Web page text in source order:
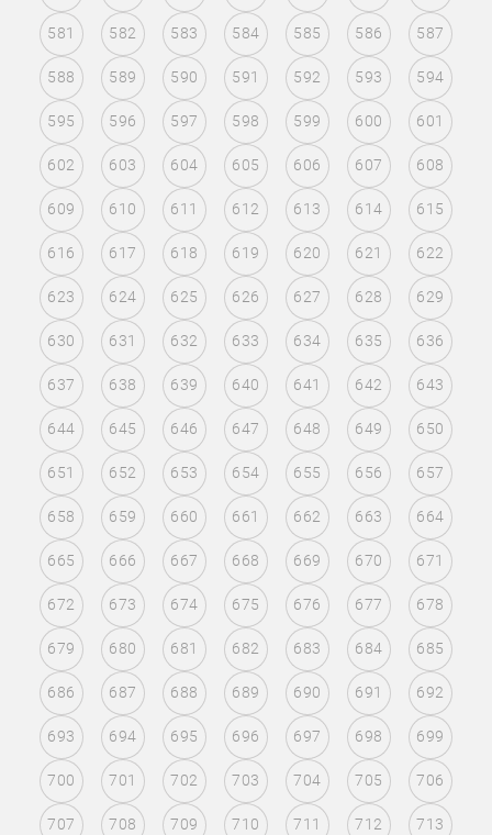
581 582 583 584 585 586 587
588 589 590 591 592 593 594
595 596 597 598 599 600 601
602 603 604 605 606 607 608
609 610 611 612 613 614 615
616 617 618 619 620 621 622
623 624 625 626 627 628 629
630 631 632 633 634 635 636
637 638 639 640 641 642 643
644 645 646 647 648 649 650
651 652 653 654 655 656 657
658 659 660 661 662 663 664
665 666 667 668 669 670 671
672 673 674 675 676 677 678
679 680 681 682 683 684 685
686 687 688 689 690 691 692
693 694 695 696 697 698 699
700 701 702 703 704 705 706
707 708 709 710 711 712 713